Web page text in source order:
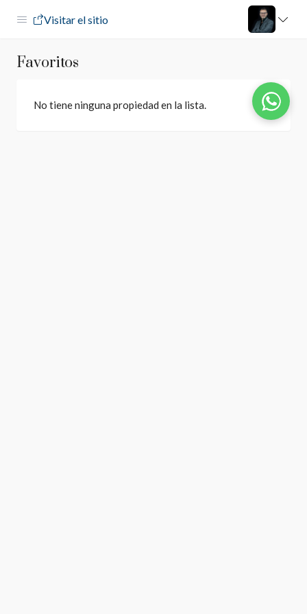
Visitar el sitio
Favoritos
No tiene ninguna propiedad en la lista.